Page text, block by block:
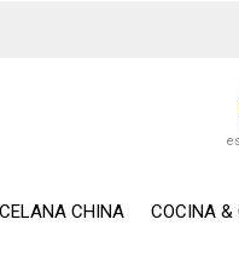
CHINA COCINA &